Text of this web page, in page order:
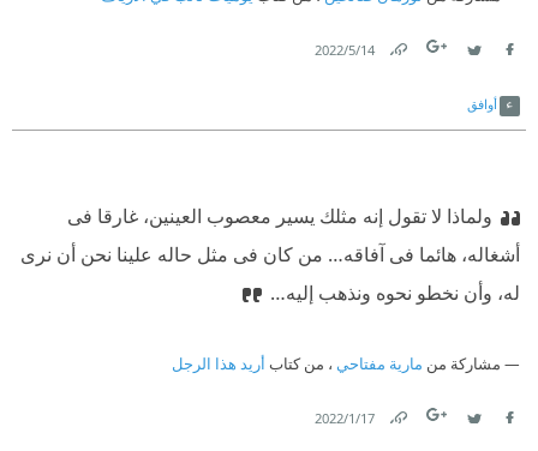
14‏/5‏/2022
أوافق
ولماذا لا تقول إنه مثلك يسير معصوب العينين، غارقا فى
أشغاله، هائما فى آفاقه… من كان فى مثل حاله علينا نحن أن نرى
له، وأن نخطو نحوه ونذهب إليه…
مشاركة من مارية مفتاحي ، من كتاب أريد هذا الرجل
17‏/1‏/2022